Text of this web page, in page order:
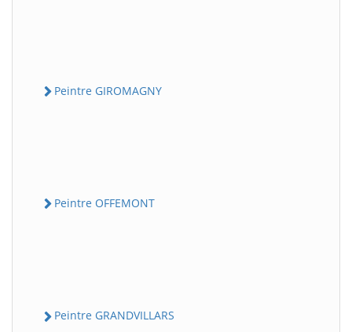
Peintre GIROMAGNY
Peintre OFFEMONT
Peintre GRANDVILLARS